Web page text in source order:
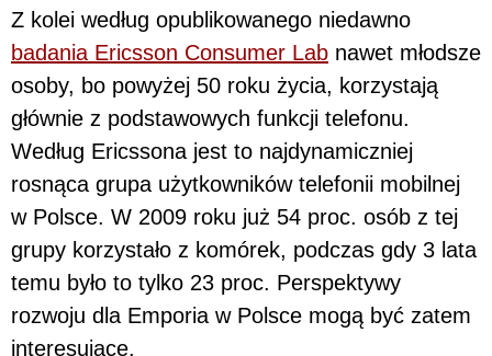
Z kolei według opublikowanego niedawno
badania Ericsson Consumer Lab nawet młodsze
osoby, bo powyżej 50 roku życia, korzystają
głównie z podstawowych funkcji telefonu.
Według Ericssona jest to najdynamiczniej
rosnąca grupa użytkowników telefonii mobilnej
w Polsce. W 2009 roku już 54 proc. osób z tej
grupy korzystało z komórek, podczas gdy 3 lata
temu było to tylko 23 proc. Perspektywy
rozwoju dla Emporia w Polsce mogą być zatem
interesujące.